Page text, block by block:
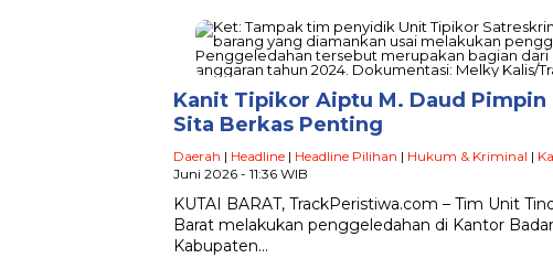
Kanit Tipikor Aiptu M. Daud
Sita Berkas Penting
Daerah | Headline | Headline Pilihan | Hukum & Kriminal |
Juni 2026 - 11:36 WIB
KUTAI BARAT, TrackPeristiwa.com – Tim Unit
Barat melakukan penggeledahan di Kantor
Kabupaten…